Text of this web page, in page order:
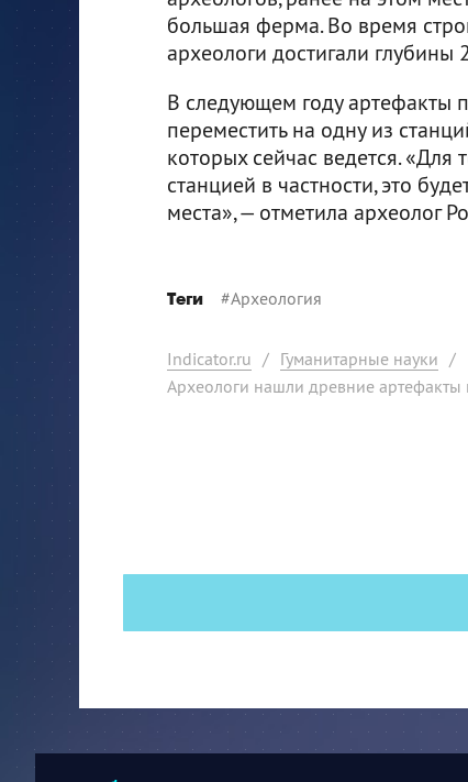
большая ферма. Во время
археологи достигали глубины
В следующем году артефакты
переместить на одну из
которых сейчас ведется. «Для
станцией в частности, это
места», — отметила археолог
Теги #Археология
Indicator.ru / Гуманитарные науки /
Археологи нашли древние артефакты